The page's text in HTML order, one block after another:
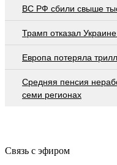
ВС РФ сбили свыше
Трамп отказал
Европа потеряла
Средняя пенсия
семи регионах
Связь с эфиром